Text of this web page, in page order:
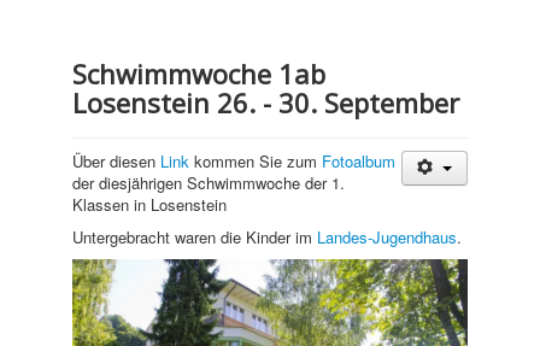
Schwimmwoche 1ab
Losenstein 26. - 30. September
Über diesen Link kommen Sie zum Fotoalbum
der diesjährigen Schwimmwoche der 1.
Klassen in Losenstein
Untergebracht waren die Kinder im Landes-Jugendhaus.